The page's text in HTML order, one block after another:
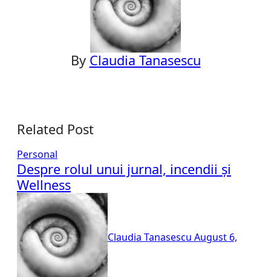
By Claudia Tanasescu
Related Post
Personal
Despre rolul unui jurnal, incendii și
Wellness
Claudia Tanasescu August 6,